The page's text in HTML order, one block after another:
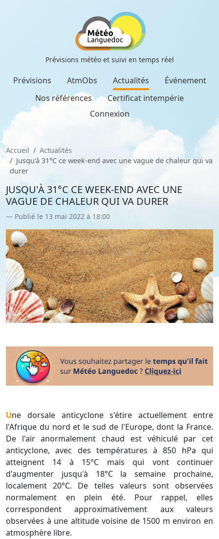
Prévisions météo et suivi en temps réel
Prévisions AtmObs Actualités
Événement
Nos références
Certificat intempérie
Connexion
Accueil
Actualités
Jusqu'à 31°C ce week-end avec une vague de chaleur qui va
durer
JUSQU'À 31°C CE WEEK-END AVEC UNE
VAGUE DE CHALEUR QUI VA DURER
Publié le 13 mai 2022 à 18:00
Une dorsale anticyclone s'étire actuellement entre
l'Afrique du nord et le sud de l'Europe, dont la France.
De l'air anormalement chaud est véhiculé par cet
anticyclone, avec des températures à 850 hPa qui
atteignent 14 à 15°C mais qui vont continuer
d'augmenter jusqu'à 18°C la semaine prochaine,
localement 20°C. De telles valeurs sont observées
normalement en plein été. Pour rappel, elles
correspondent approximativement aux valeurs
observées à une altitude voisine de 1500 m environ en
atmosphère libre.